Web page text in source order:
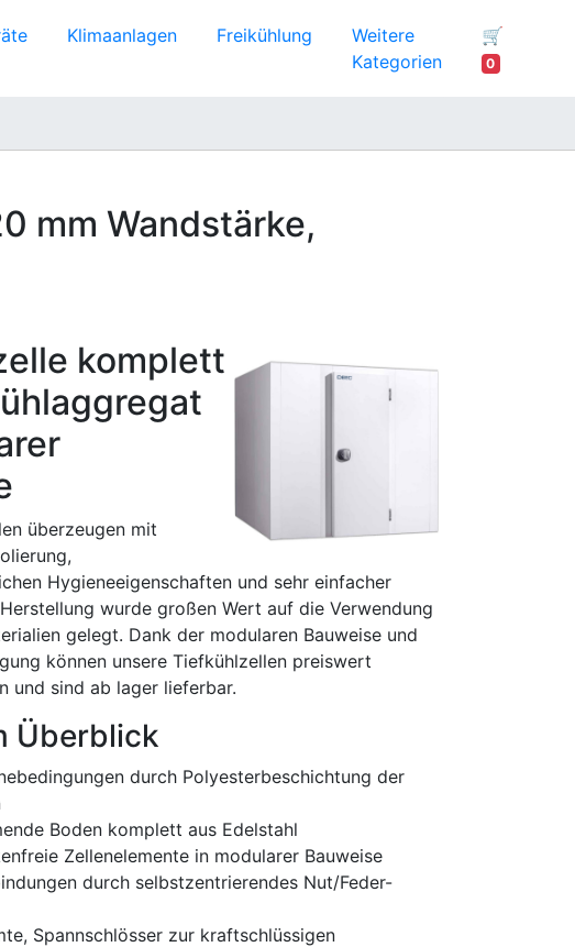
Klimaanlagen Freikühlung
Weitere
Kategorien
🛒
0
mm Wandstärke,
komplett
überzeugen mit
Hygieneeigenschaften und sehr einfacher
wurde großen Wert auf die Verwendung
gelegt. Dank der modularen Bauweise und
können unsere Tiefkühlzellen preiswert
und sind ab lager lieferbar.
Überblick
durch Polyesterbeschichtung der
Boden komplett aus Edelstahl
Zellenelemente in modularer Bauweise
durch selbstzentrierendes Nut/Feder-
Spannschlösser zur kraftschlüssigen